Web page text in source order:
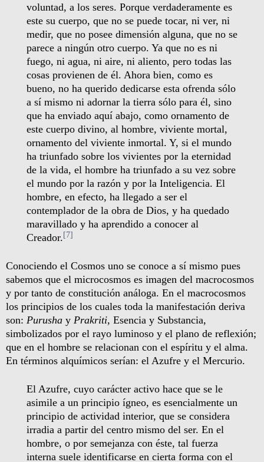
voluntad, a los seres. Porque verdaderamente es
este su cuerpo, que no se puede tocar, ni ver, ni
medir, que no posee dimensión alguna, que no se
parece a ningún otro cuerpo. Ya que no es ni
fuego, ni agua, ni aire, ni aliento, pero todas las
cosas provienen de él. Ahora bien, como es
bueno, no ha querido dedicarse esta ofrenda sólo
a sí mismo ni adornar la tierra sólo para él, sino
que ha enviado aquí abajo, como ornamento de
este cuerpo divino, al hombre, viviente mortal,
ornamento del viviente inmortal. Y, si el mundo
ha triunfado sobre los vivientes por la eternidad
de la vida, el hombre ha triunfado a su vez sobre
el mundo por la razón y por la Inteligencia. El
hombre, en efecto, ha llegado a ser el
contemplador de la obra de Dios, y ha quedado
maravillado y ha aprendido a conocer al
Creador.[7]
Conociendo el Cosmos uno se conoce a sí mismo pues
sabemos que el microcosmos es imagen del macrocosmos
y por tanto de constitución análoga. En el macrocosmos
los principios de los cuales toda la manifestación deriva
son: Purusha y Prakriti, Esencia y Substancia,
simbolizados por el rayo luminoso y el plano de reflexión;
que en el hombre se relacionan con el espíritu y el alma.
En términos alquímicos serían: el Azufre y el Mercurio.
El Azufre, cuyo carácter activo hace que se le
asimile a un principio ígneo, es esencialmente un
principio de actividad interior, que se considera
irradia a partir del centro mismo del ser. En el
hombre, o por semejanza con éste, tal fuerza
interna suele identificarse en cierta forma con el